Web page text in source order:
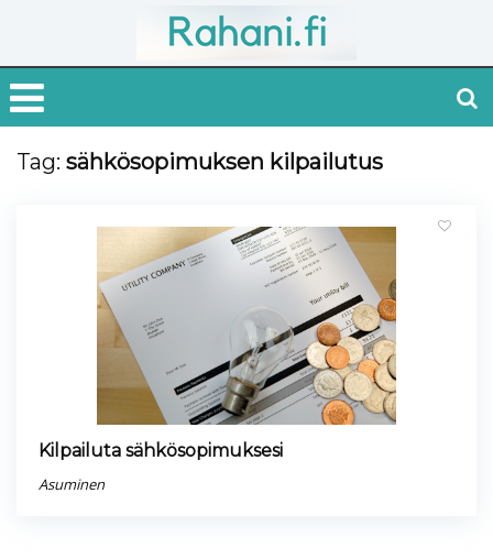
Tag: sähkösopimuksen kilpailutus
Kilpailuta sähkösopimuksesi
Asuminen